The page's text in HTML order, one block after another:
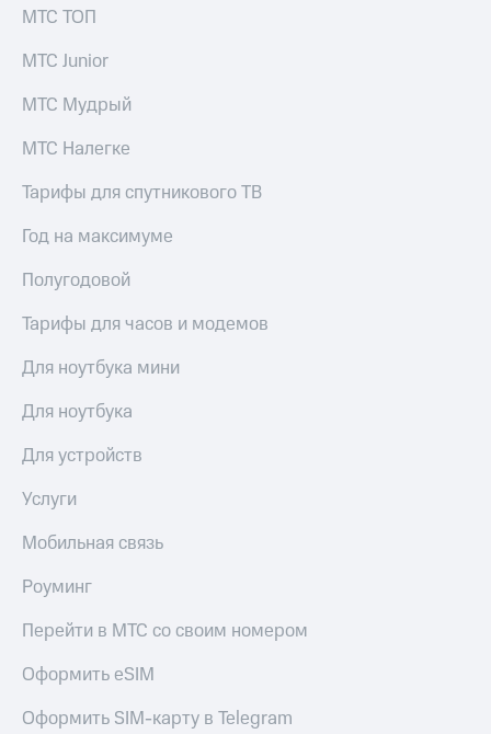
МТС ТОП
МТС Junior
МТС Мудрый
МТС Налегке
Тарифы для спутникового ТВ
Год на максимуме
Полугодовой
Тарифы для часов и модемов
Для ноутбука мини
Для ноутбука
Для устройств
Услуги
Мобильная связь
Роуминг
Перейти в МТС со своим номером
Оформить eSIM
Оформить SIM-карту в Telegram